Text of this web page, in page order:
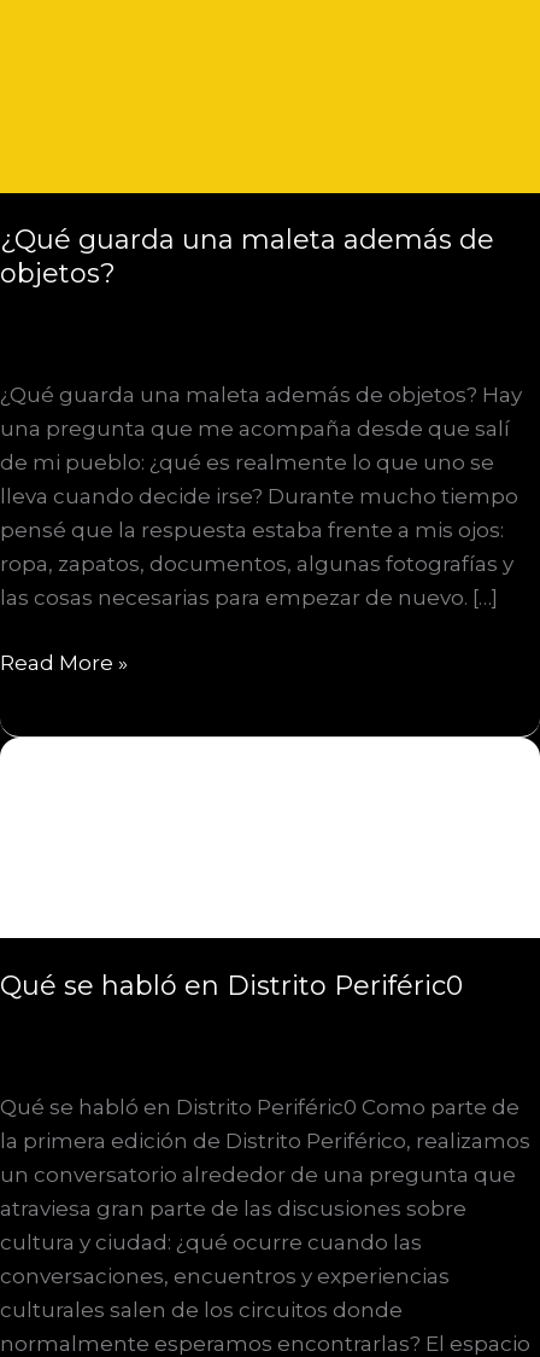
¿Qué guarda una maleta además de
objetos?
¿Qué guarda una maleta además de objetos? Hay
una pregunta que me acompaña desde que salí
de mi pueblo: ¿qué es realmente lo que uno se
lleva cuando decide irse? Durante mucho tiempo
pensé que la respuesta estaba frente a mis ojos:
ropa, zapatos, documentos, algunas fotografías y
las cosas necesarias para empezar de nuevo. […]
¿Qué
una
maleta
Read More »
Qué se habló en Distrito Periféric0
Qué se habló en Distrito Periféric0 Como parte de
la primera edición de Distrito Periférico, realizamos
un conversatorio alrededor de una pregunta que
atraviesa gran parte de las discusiones sobre
cultura y ciudad: ¿qué ocurre cuando las
conversaciones, encuentros y experiencias
culturales salen de los circuitos donde
normalmente esperamos encontrarlas? El espacio